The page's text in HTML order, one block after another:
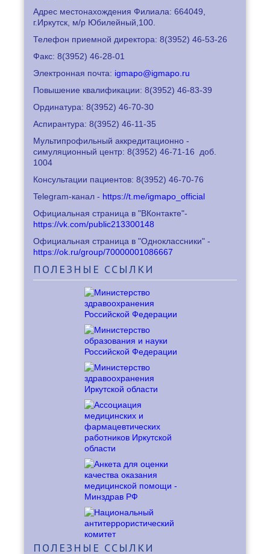
Адрес местонахождения Филиала: 664049,
г.Иркутск, м/р Юбилейный,100.
Телефон приемной директора: 8(3952) 46-53-26
Факс: 8(3952) 46-28-01
Электронная почта: igmapo@igmapo.ru
Повышение квалификации: 8(3952) 46-83-39
Ординатура: 8(3952) 46-70-30
Аспирантура: 8(3952) 46-11-35
Мультипрофильный аккредитационно -
симуляционный центр: 8(3952) 46-71-16
доб.
1004
Консультации пациентов: 8(3952) 46-70-76
Telegram-канал - https://t.me/igmapo_official
Официальная страница в "ВКонтакте"-
https://vk.com/public213300148
Официальная страница в "Одноклассники" -
https://ok.ru/group/70000001086667
ПОЛЕЗНЫЕ ССЫЛКИ
ПОЛЕЗНЫЕ ССЫЛКИ